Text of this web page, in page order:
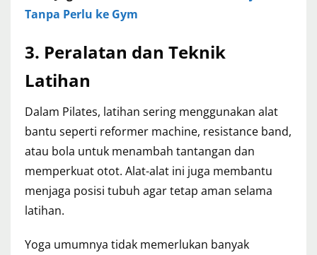
Tanpa Perlu ke Gym
3. Peralatan dan Teknik
Latihan
Dalam Pilates, latihan sering menggunakan alat
bantu seperti reformer machine, resistance band,
atau bola untuk menambah tantangan dan
memperkuat otot. Alat-alat ini juga membantu
menjaga posisi tubuh agar tetap aman selama
latihan.
Yoga umumnya tidak memerlukan banyak